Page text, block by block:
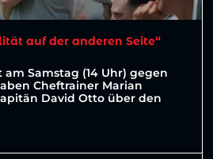
auf der anderen Seite“
am Samstag (14 Uhr) gegen
Cheftrainer Marian
David Otto über den